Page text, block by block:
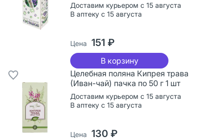
Доставим курьером с 15 августа
В аптеку с 15 августа
Цена 151 ₽
В корзину
Целебная поляна Кипрея трава
(Иван-чай) пачка по 50 г 1 шт
Доставим курьером с 15 августа
В аптеку с 15 августа
Цена 130 ₽